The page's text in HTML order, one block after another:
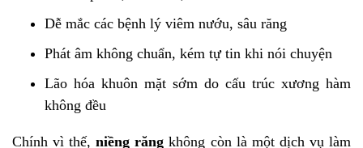
Dễ mắc các bệnh lý viêm nướu, sâu răng
Phát âm không chuẩn, kém tự tin khi nói chuyện
Lão hóa khuôn mặt sớm do cấu trúc xương hàm
không đều
Chính vì thế,niềng răng không còn là một dịch vụ làm